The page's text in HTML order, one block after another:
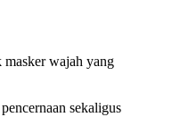
masker wajah yang
sekaligus